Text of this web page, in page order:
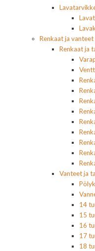
Renkaat ja vanteet
Renkaat ja
Vanteet ja
14
15
16
17
18